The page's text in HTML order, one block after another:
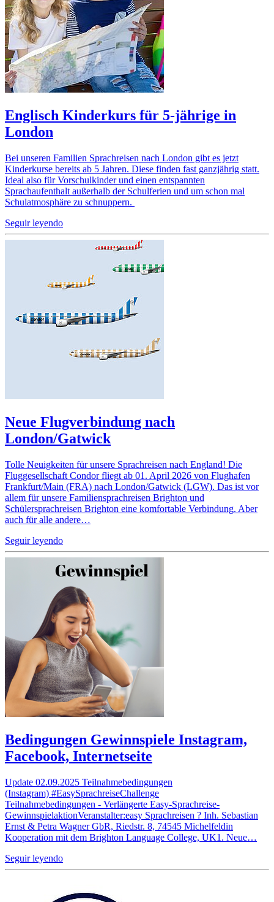
Englisch Kinderkurs für 5-jährige in
London
Bei unseren Familien Sprachreisen nach London gibt es jetzt
Kinderkurse bereits ab 5 Jahren. Diese finden fast ganzjährig statt.
Ideal also für Vorschulkinder und einen entspannten
Sprachaufenthalt außerhalb der Schulferien und um schon mal
Schulatmosphäre zu schnuppern.
Seguir leyendo
Neue Flugverbindung nach
London/Gatwick
Tolle Neuigkeiten für unsere Sprachreisen nach England! Die
Fluggesellschaft Condor fliegt ab 01. April 2026 von Flughafen
Frankfurt/Main (FRA) nach London/Gatwick (LGW). Das ist vor
allem für unsere Familiensprachreisen Brighton und
Schülersprachreisen Brighton eine komfortable Verbindung. Aber
auch für alle andere…
Seguir leyendo
Bedingungen Gewinnspiele Instagram,
Facebook, Internetseite
Update 02.09.2025 Teilnahmebedingungen
(Instagram) #EasySprachreiseChallenge
Teilnahmebedingungen - Verlängerte Easy-Sprachreise-
GewinnspielaktionVeranstalter:easy Sprachreisen ? Inh. Sebastian
Ernst & Petra Wagner GbR, Riedstr. 8, 74545 Michelfeldin
Kooperation mit dem Brighton Language College, UK1. Neue…
Seguir leyendo